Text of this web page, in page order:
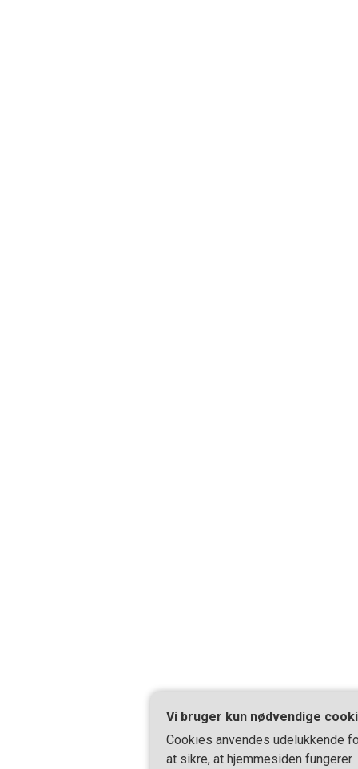
Vi bruger kun nødvendige
Cookies anvendes udelukkende
at sikre, at hjemmesiden fungerer